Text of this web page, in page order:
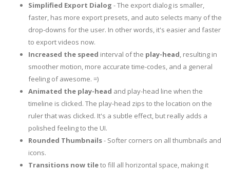
Simplified Export Dialog - The export dialog is smaller,
faster, has more export presets, and auto selects many of the
drop-downs for the user. In other words, it's easier and faster
to export videos now.
Increased the speed interval of the play-head, resulting in
smoother motion, more accurate time-codes, and a general
feeling of awesome. =)
Animated the play-head and play-head line when the
timeline is clicked. The play-head zips to the location on the
ruler that was clicked. It's a subtle effect, but really adds a
polished feeling to the UI.
Rounded Thumbnails- Softer corners on all thumbnails and
icons.
Transitions now tileto fill all horizontal space, making it